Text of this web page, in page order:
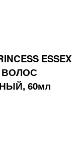
ESSEX
ВОЛОС
60мл